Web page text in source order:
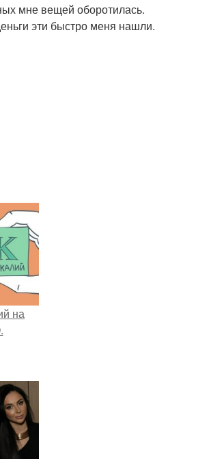
мне вещей оборотилась.
эти быстро меня нашли.
на